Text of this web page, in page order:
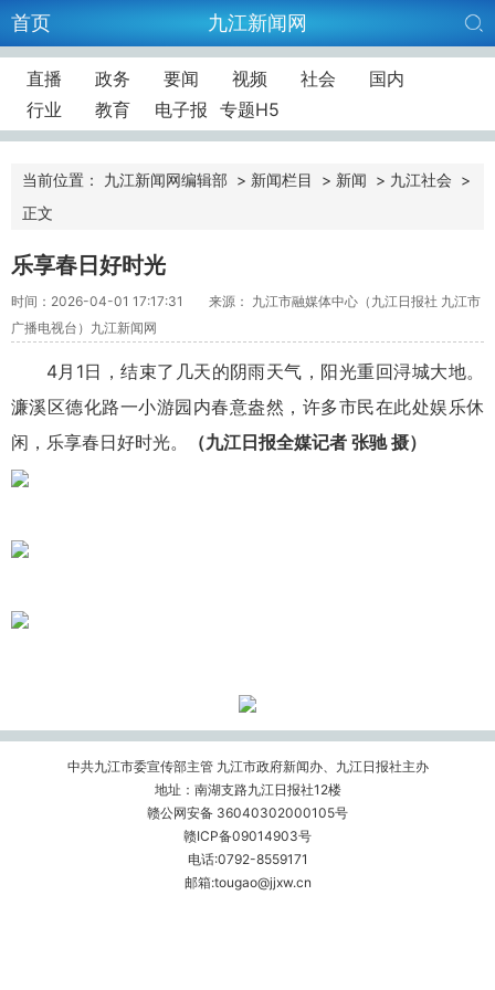
首页 九江新闻网
直播 政务 要闻 视频 社会
国内
行业
教育 电子报 专题H5
当前位置： 九江新闻网编辑部 > 新闻栏目 > 新闻 > 九江社会 >
正文
乐享春日好时光
时间：2026-04-01 17:17:31
来源： 九江市融媒体中心（九江日报社 九江市
广播电视台）九江新闻网
4月1日，结束了几天的阴雨天气，阳光重回浔城大地。
濂溪区德化路一小游园内春意盎然，许多市民在此处娱乐休
闲，乐享春日好时光。
（九江日报全媒记者 张驰 摄）
中共九江市委宣传部主管 九江市政府新闻办、九江日报社主办
地址：南湖支路九江日报社12楼
赣公网安备 36040302000105号
赣ICP备09014903号
电话:0792-8559171
邮箱:tougao@jjxw.cn